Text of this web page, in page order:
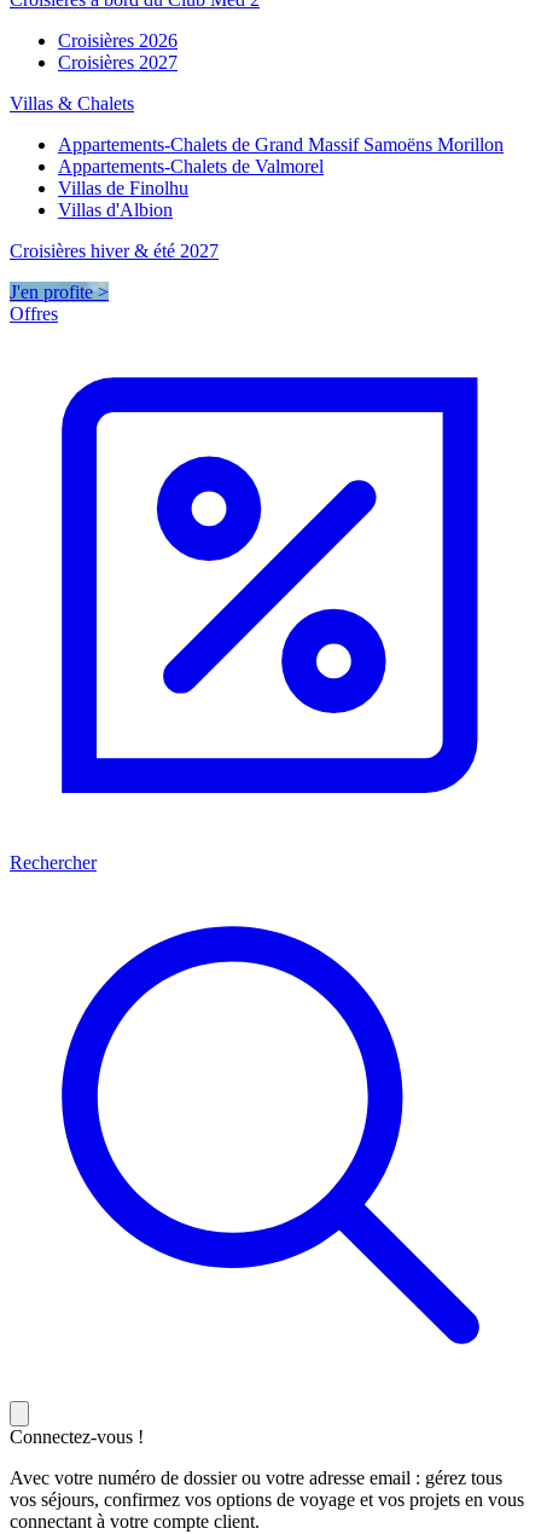
Croisières 2026
Croisières 2027
Villas & Chalets
Appartements-Chalets de Grand Massif Samoëns Morillon
Appartements-Chalets de Valmorel
Villas de Finolhu
Villas d'Albion
Croisières hiver & été 2027
J'en profite >
Offres
Rechercher
Connectez-vous !
Avec votre numéro de dossier ou votre adresse email : gérez tous
vos séjours, confirmez vos options de voyage et vos projets en vous
connectant à votre compte client.